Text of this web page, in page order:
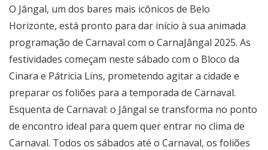
O Jângal, um dos bares mais icônicos de Belo
Horizonte, está pronto para dar início à sua animada
programação de Carnaval com o CarnaJângal 2025. As
festividades começam neste sábado com o Bloco da
Cinara e Pátricia Lins, prometendo agitar a cidade e
preparar os foliões para a temporada de Carnaval.
Esquenta de Carnaval: o Jângal se transforma no ponto
de encontro ideal para quem quer entrar no clima de
Carnaval. Todos os sábados até o Carnaval, os foliões